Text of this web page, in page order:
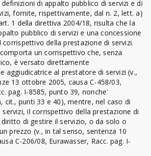
di appalto pubblico di servizi e di
fornite, rispettivamente, dal n. 2, lett. a)
1 della direttiva 2004/18, risulta che la
pubblico di servizi e una concessione
corrispettivo della prestazione di servizi.
un corrispettivo che, senza
è versato direttamente
aggiudicatrice al prestatore di servizi (v.,
13 ottobre 2005, causa C-458/03,
pag. I-8585, punto 39, nonche'
cit., punti 33 e 40), mentre, nel caso di
il corrispettivo della prestazione di
di gestire il servizio, o da solo o
prezzo (v., in tal senso, sentenza 10
C-206/08, Eurawasser, Racc. pag. I-